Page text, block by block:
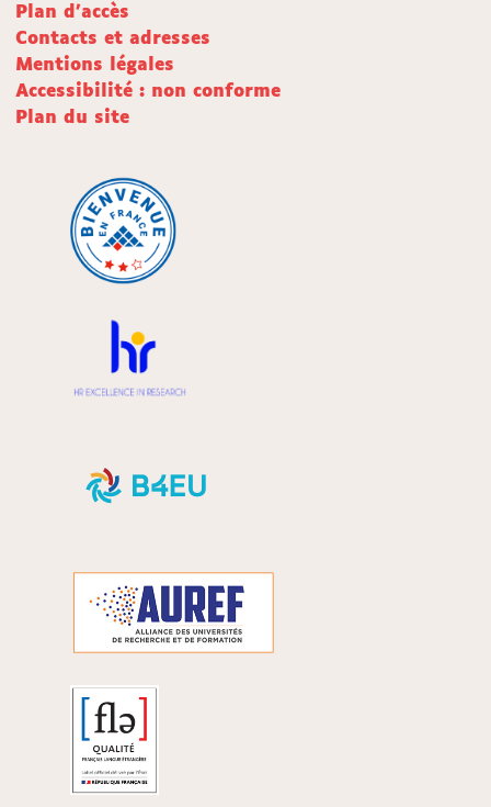
Plan d'accès
Contacts et adresses
Mentions légales
Accessibilité : non conforme
Plan du site